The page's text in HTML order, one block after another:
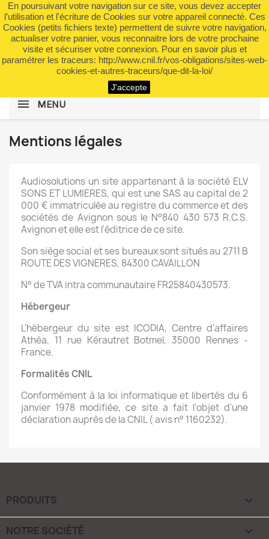
En poursuivant votre navigation sur ce site, vous devez accepter
l’utilisation et l'écriture de Cookies sur votre appareil connecté. Ces
Cookies (petits fichiers texte) permettent de suivre votre navigation,
actualiser votre panier, vous reconnaitre lors de votre prochaine
visite et sécuriser votre connexion. Pour en savoir plus et
paramétrer les traceurs: http://www.cnil.fr/vos-obligations/sites-web-
cookies-et-autres-traceurs/que-dit-la-loi/
J'accepte
 shopping_cart (0)

search
MENU
Mentions légales
Audiosolutions un site appartenant à la société ELV
SONS ET LUMIERES, qui est une SAS au capital de 2
000 € immatriculée au registre du commerce et des
sociétés de Avignon sous le N°840 430 573 R.C.S.
Avignon et elle est l'éditrice de ce site.
Son siège social et ses bureaux sont situés au 2711 B
ROUTE DES VIGNERES, 84300 CAVAILLON
N° de TVA intra communautaire FR25840430573.
Hébergeur
L'hébergeur du site est ICODIA, Centre d'affaires
Athéa, 11 rue Kérautret Botmel, 35000 Rennes -
France.
Formalités CNIL
Conformément à la loi informatique et libertés du 6
janvier 1978 modifiée, ce site a fait l'objet d'une
déclaration auprès de la CNIL ( avis n° 1160232).
PRODUITS 
NOTRE SOCIÉTÉ 